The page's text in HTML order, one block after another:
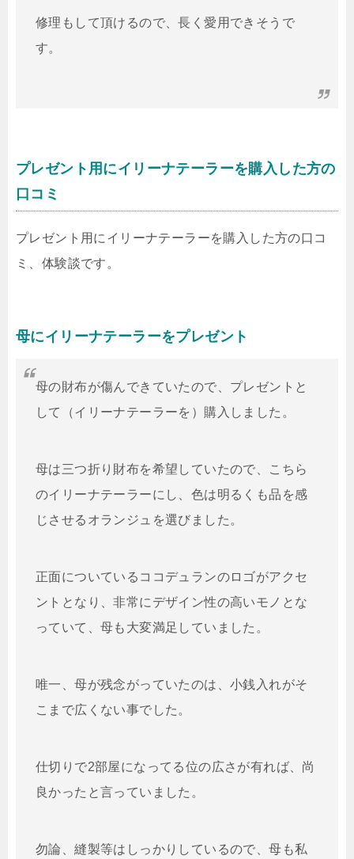
修理もして頂けるので、長く愛用できそうで
す。
プレゼント用にイリーナテーラーを購入した方の
口コミ
プレゼント用にイリーナテーラーを購入した方の口コ
ミ、体験談です。
母にイリーナテーラーをプレゼント
母の財布が傷んできていたので、プレゼントと
して（イリーナテーラーを）購入しました。
母は三つ折り財布を希望していたので、こちら
のイリーナテーラーにし、色は明るくも品を感
じさせるオランジュを選びました。
正面についているココデュランのロゴがアクセ
ントとなり、非常にデザイン性の高いモノとな
っていて、母も大変満足していました。
唯一、母が残念がっていたのは、小銭入れがそ
こまで広くない事でした。
仕切りで2部屋になってる位の広さが有れば、尚
良かったと言っていました。
勿論、縫製等はしっかりしているので、母も私